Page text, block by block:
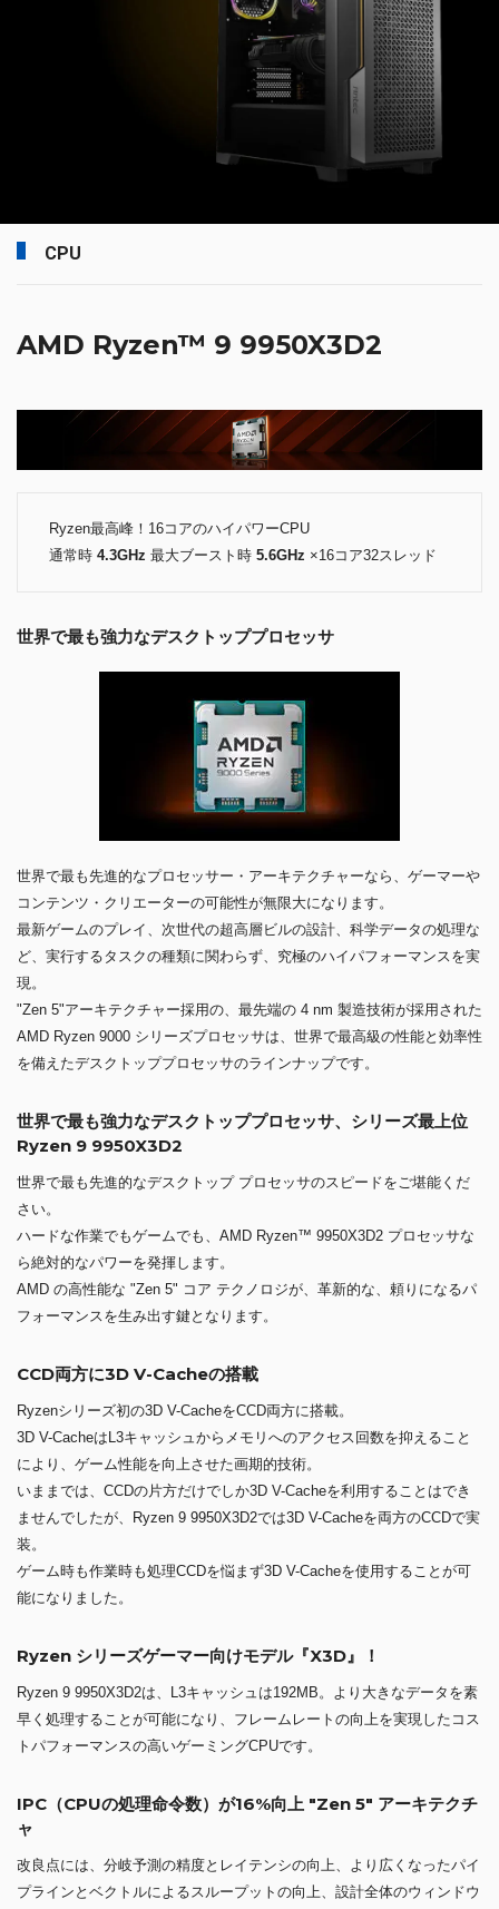
CPU
AMD Ryzen™ 9 9950X3D2
Ryzen最高峰！16コアのハイパワーCPU
通常時 4.3GHz 最大ブースト時 5.6GHz ×16コア32スレッド
世界で最も強力なデスクトッププロセッサ
世界で最も先進的なプロセッサー・アーキテクチャーなら、ゲーマーや
コンテンツ・クリエーターの可能性が無限大になります。
最新ゲームのプレイ、次世代の超高層ビルの設計、科学データの処理な
ど、実行するタスクの種類に関わらず、究極のハイパフォーマンスを実
現。
"Zen 5"アーキテクチャー採用の、最先端の 4 nm 製造技術が採用された
AMD Ryzen 9000 シリーズプロセッサは、世界で最高級の性能と効率性
を備えたデスクトッププロセッサのラインナップです。
世界で最も強力なデスクトッププロセッサ、シリーズ最上位
Ryzen 9 9950X3D2
世界で最も先進的なデスクトップ プロセッサのスピードをご堪能くだ
さい。
ハードな作業でもゲームでも、AMD Ryzen™ 9950X3D2 プロセッサな
ら絶対的なパワーを発揮します。
AMD の高性能な "Zen 5" コア テクノロジが、革新的な、頼りになるパ
フォーマンスを生み出す鍵となります。
CCD両方に3D V-Cacheの搭載
Ryzenシリーズ初の3D V-CacheをCCD両方に搭載。
3D V-CacheはL3キャッシュからメモリへのアクセス回数を抑えること
により、ゲーム性能を向上させた画期的技術。
いままでは、CCDの片方だけでしか3D V-Cacheを利用することはでき
ませんでしたが、Ryzen 9 9950X3D2では3D V-Cacheを両方のCCDで実
装。
ゲーム時も作業時も処理CCDを悩まず3D V-Cacheを使用することが可
能になりました。
Ryzen シリーズゲーマー向けモデル『X3D』！
Ryzen 9 9950X3D2は、L3キャッシュは192MB。より大きなデータを素
早く処理することが可能になり、フレームレートの向上を実現したコス
トパフォーマンスの高いゲーミングCPUです。
IPC（CPUの処理命令数）が16%向上 "Zen 5" アーキテクチ
ャ
改良点には、分岐予測の精度とレイテンシの向上、より広くなったパイ
プラインとベクトルによるスループットの向上、設計全体のウィンドウ